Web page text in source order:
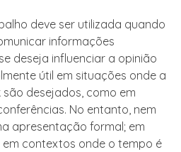
deve ser utilizada quando
informações
deseja influenciar a opinião
útil em situações onde a
desejados, como em
No entanto, nem
apresentação formal; em
contextos onde o tempo é